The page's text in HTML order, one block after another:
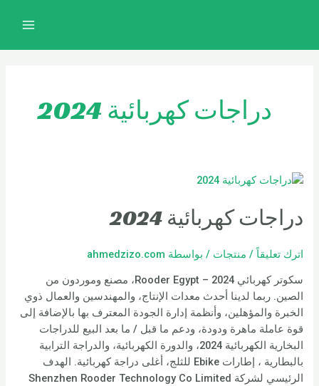
دراجات كهربائية 2024
دراجات كهربائية 2024
اترك تعليقاً / منتجات / بواسطة ahmedzizo.com
سكوتر كهربائي 2024 – Rooder Egypt، مصنع وموردون من
الصين. ربما لدينا أحدث معدات الإنتاج، والمهندسين والعمال ذوي
الخبرة والمؤهلين، وأنظمة إدارة الجودة المعترف بها بالإضافة إلى
قوة عاملة ماهرة ودودة، ودعم ما قبل / ما بعد البيع للدراجات
البخارية الكهربائية 2024، والدورة الكهربائية، والدراجة الترابية
بالبطارية ، إطارات Ebike للثلج، أغلى دراجة كهربائية. الهدف
الرئيسي لشركة Shenzhen Rooder Technology Co Limited